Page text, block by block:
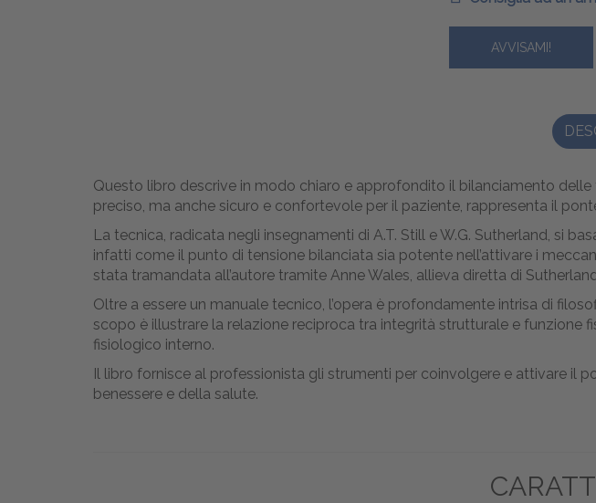
AVVISAMI!
Questo libro descrive in modo chiaro e approfondito il bilanciamento
preciso, ma anche sicuro e confortevole per il paziente, rappresenta il
La tecnica, radicata negli insegnamenti di A.T. Still e W.G. Sutherland, si
infatti come il punto di tensione bilanciata sia potente nell’attivare i
stata tramandata all’autore tramite Anne Wales, allieva diretta di
Oltre a essere un manuale tecnico, l’opera è profondamente intrisa di
scopo è illustrare la relazione reciproca tra integrità strutturale e funzione
fisiologico interno.
Il libro fornisce al professionista gli strumenti per coinvolgere e attivare il
benessere e della salute.